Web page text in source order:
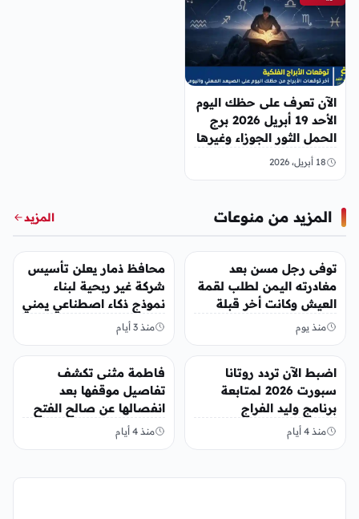
الآن تعرف على حظك اليوم
الأحد 19 أبريل 2026 برج
الحمل الثور الجوزاء وغيرها
18 أبريل، 2026
المزيد من منوعات المزيد
منوعات
توفى رجل مسن بعد
مغادرته اليمن لطلب لقمة
العيش وكانت أخر قبلة
يقدمها لإبنته
منذ يوم
منوعات
محافظ ذمار يعلن تأسيس
شركة غير ربحية لبناء
نموذج ذكاء اصطناعي يمني
منذ 3 أيام
منوعات
اضبط الآن تردد روتانا
سبورت 2026 لمتابعة
برنامج وليد الفراج
منذ 4 أيام
منوعات
فاطمة مثنى تكشف
تفاصيل موقفها بعد
انفصالها عن صالح الفتح
منذ 4 أيام